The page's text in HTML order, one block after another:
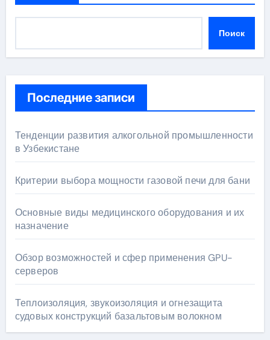
Поиск
Последние записи
Тенденции развития алкогольной промышленности
в Узбекистане
Критерии выбора мощности газовой печи для бани
Основные виды медицинского оборудования и их
назначение
Обзор возможностей и сфер применения GPU-
серверов
Теплоизоляция, звукоизоляция и огнезащита
судовых конструкций базальтовым волокном